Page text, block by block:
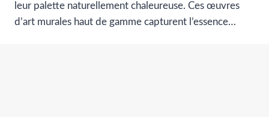
leur palette naturellement chaleureuse. Ces œuvres
d’art murales haut de gamme capturent l’essence…